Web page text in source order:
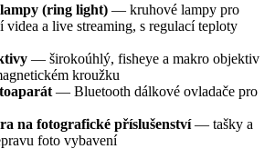
(ring light) — kruhové lampy pro
videa a live streaming, s regulací teploty
— širokoúhlý, fisheye a makro objektiv
kroužku
— Bluetooth dálkové ovladače pro
na fotografické příslušenství— tašky a
foto vybavení